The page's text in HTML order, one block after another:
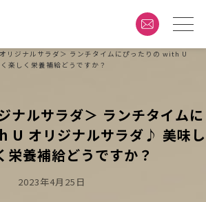
リジナルサラダ＞ ランチタイムにぴったりの with U
楽しく栄養補給どうですか？
ルサラダ＞ ランチタイムに
U オリジナルサラダ♪ 美味し
栄養補給どうですか？
Posted
2023年4月25日